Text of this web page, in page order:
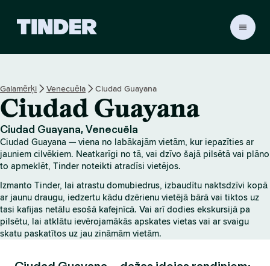
r
s
ā
k
u
m
l
p
a
Galamērķi Venecuēla Ciudad Guayana
Ciudad Guayana
Ciudad Guayana, Venecuēla
Ciudad Guayana — viena no labākajām vietām, kur iepazīties ar
jauniem cilvēkiem. Neatkarīgi no tā, vai dzīvo šajā pilsētā vai plāno
to apmeklēt, Tinder noteikti atradīsi vietējos.
Izmanto Tinder, lai atrastu domubiedrus, izbaudītu naktsdzīvi kopā
ar jaunu draugu, iedzertu kādu dzērienu vietējā bārā vai tiktos uz
tasi kafijas netālu esošā kafejnīcā. Vai arī dodies ekskursijā pa
pilsētu, lai atklātu ievērojamākās apskates vietas vai ar svaigu
skatu paskatītos uz jau zināmām vietām.